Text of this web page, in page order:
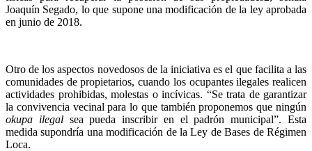
Joaquín Segado, lo que supone una modificación de la ley aprobada
en junio de 2018.
Otro de los aspectos novedosos de la iniciativa es el que facilita a las
comunidades de propietarios, cuando los ocupantes ilegales realicen
actividades prohibidas, molestas o incívicas. “Se trata de garantizar
la convivencia vecinal para lo que también proponemos que ningún
okupa ilegalsea pueda inscribir en el padrón municipal”. Esta
medida supondría una modificación de la Ley de Bases de Régimen
Loca.